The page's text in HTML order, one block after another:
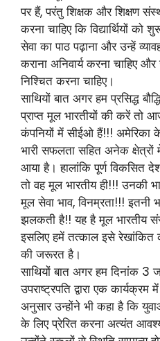
पर हैं, परंतु शिक्षक और शिक्षण
करना चाहिए कि विद्यार्थियों
सेवा का पाठ पढ़ाना और उन्हें
कराना अनिवार्य करना चाहिए
निश्चित करना चाहिए।
साथियों बात अगर हम प्रसिद्ध
प्राप्त मूल भारतीयों की करें
कंपनियों में सीईओ हैं!!! अमेरिका के
भारी सफलता सहित अनेक
आया है। हालांकि पूर्ण विकसित
तो वह मूल भारतीय ही!!! उनकी
मूल सेवा भाव, विनम्रता!!! इतनी
झलकती है!! यह है मूल भारतीय
इसलिए हमें तत्काल इसे
की जरूरत है।
साथियों बात अगर हम दिनांक 3
उपराष्ट्रपति द्वारा एक
अनुसार उन्होंने भी कहा है कि
के लिए प्रेरित करना अत्‍यंत